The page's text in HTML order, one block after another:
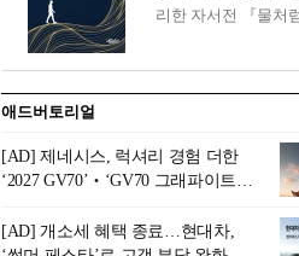
다.단테는 지옥을 '모
록 고문은 새로운 시
0년의 과도기는 지
정화와 성장의 공간
옥(Purgatory)’이라
연옥은 고통스럽지
리한 자서전 『물처
통 관료 출신으로 한
주요 변곡점마다 중
을 하고 금융 경영인
족적을 남긴 김 전
세대에게 전하는 삶
담은 인생 노트다.『
르고 원칙으로 서다
한 자서전을 넘어,
애드버토리얼
[AD] 제네시스, 럭셔리 경험 더한
‘2027 GV70’‧‘GV70 그래파이트’
[AD] 개소세 혜택 종료…현대차,